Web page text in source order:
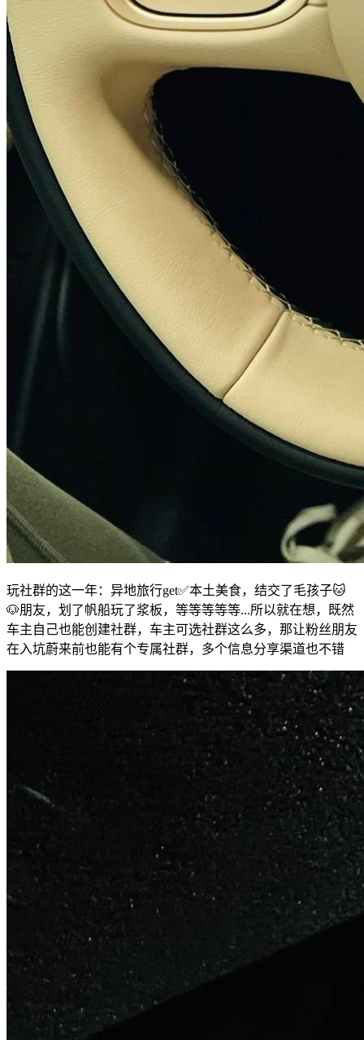
玩社群的这一年：异地旅行get✅本土美食，结交了毛孩子🐱
🐶朋友，划了帆船玩了浆板，等等等等等...所以就在想，既然
车主自己也能创建社群，车主可选社群这么多，那让粉丝朋友
在入坑蔚来前也能有个专属社群，多个信息分享渠道也不错